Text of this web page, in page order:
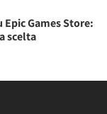
Games Store:
scelta